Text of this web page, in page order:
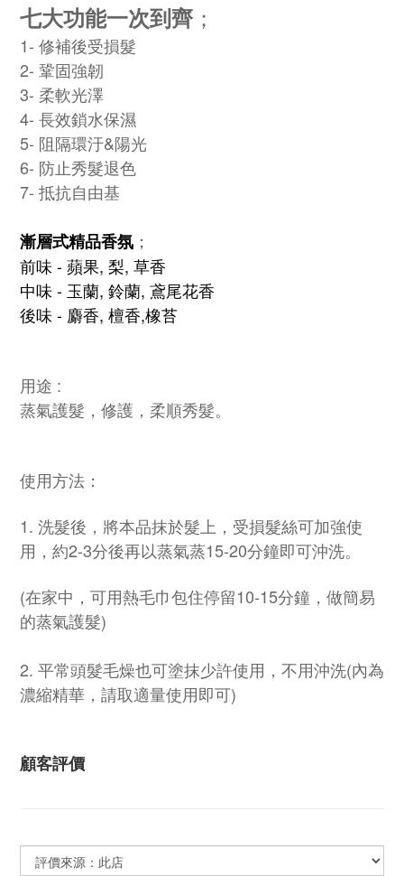
七大功能一次到齊；
1- 修補後受損髮
2- 鞏固強韌
3- 柔軟光澤
4- 長效鎖水保濕
5- 阻隔環汙&陽光
6- 防止秀髮退色
7- 抵抗自由基
漸層式精品香氛 ；
前味 - 蘋果, 梨, 草香
中味 - 玉蘭, 鈴蘭, 鳶尾花香
後味 - 麝香, 檀香,橡苔
用途 :
蒸氣護髮，修護，柔順秀髮。
使用方法：
1. 洗髮後，將本品抹於髮上，受損髮絲可加強使
用，約2-3分後再以蒸氣蒸15-20分鐘即可沖洗。
(在家中，可用熱毛巾包住停留10-15分鐘，做簡易
的蒸氣護髮)
2. 平常頭髮毛燥也可塗抹少許使用，不用沖洗(內為
濃縮精華，請取適量使用即可)
顧客評價